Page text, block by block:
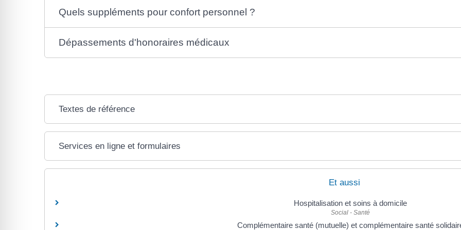
Quels suppléments pour confort personnel ?
Dépassements d'honoraires médicaux
Textes de référence
Services en ligne et formulaires
Et aussi
Hospitalisation et soins à domicile
Social - Santé
Complémentaire santé (mutuelle) et complémentaire santé